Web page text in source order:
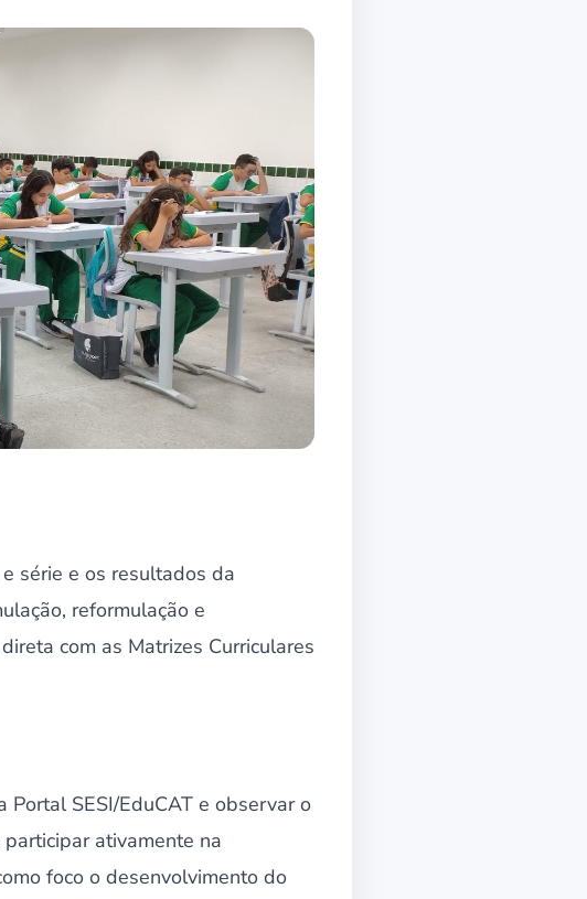
série e os resultados da
reformulação e
com as Matrizes Curriculares
SESI/EduCAT e observar o
ativamente na
foco o desenvolvimento do